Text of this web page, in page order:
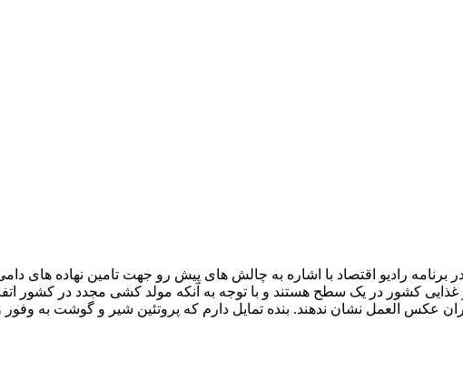
رادیو اقتصاد با اشاره به چالش های پیش رو جهت تامین نهاده های
تحمیلی ۱۲ روزه که نشان داد امنیت ملی و غذایی کشور در یک سطح هستند و با توجه به آنکه مولد کشی مجدد
عکس العمل نشان ندهند. بنده تمایل دارم که پروتئین شیر و گوشت به وفور